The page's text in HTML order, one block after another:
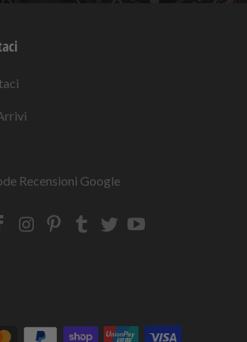
Recensioni Google
Strapcode
Strapcode
Strapcode
Strapcode
Strapcode